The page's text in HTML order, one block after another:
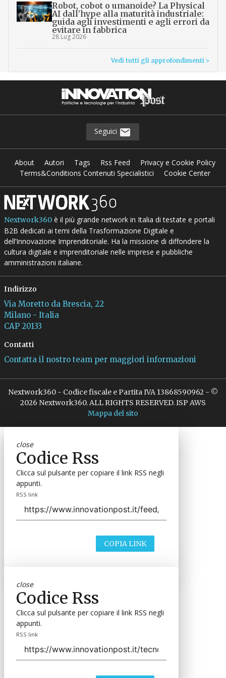
Robot, cobot o umanoide? La Physical
AI dall’hype alla maturità industriale:
guida agli investimenti e agli errori da
evitare in fabbrica
28 Lug 2026
Vedi tutti gli approfondimenti >
Seguici
About Autori Tags Rss Feed
Privacy e Cookie Policy
Terms&Conditions Contenuti Specialistici
Cookie Center
Nextwork360è il più grande network in Italia di testate e portali
B2B dedicati ai temi della Trasformazione Digitale e
dell’Innovazione Imprenditoriale. Ha la missione di diffondere la
cultura digitale e imprenditoriale nelle imprese e pubbliche
amministrazioni italiane.
Indirizzo
Via Moretto da Brescia, 22
Milano - Italia
CAP 20133
Contatti
Contatta il nostro team per maggiori informazioni
Nextwork360 - Codice fiscale e Partita IVA 13868590962 - ©
2026 Nextwork360. ALL RIGHTS RESERVED. ISP AWS
Mappa del sito
close
Codice Rss
Clicca sul pulsante per copiare il link RSS negli
appunti.
RSS link
COPIA LINK
close
Codice Rss
Clicca sul pulsante per copiare il link RSS negli
appunti.
RSS link